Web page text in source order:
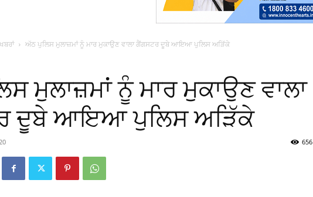
ਅੱਠ ਪੁਲਿਸ ਮੁਲਾਜ਼ਮਾਂ ਨੂੰ ਮਾਰ ਮੁਕਾਉਣ ਵਾਲਾ ਗੈਂਗਸਟਰ ਦੂਬੇ ਆਇਆ ਪੁਲਿਸ ਅੜਿੱਕੇ
ਮੁਲਾਜ਼ਮਾਂ ਨੂੰ ਮਾਰ ਮੁਕਾਉਣ ਵਾਲਾ
ਦੂਬੇ ਆਇਆ ਪੁਲਿਸ ਅੜਿੱਕੇ
656